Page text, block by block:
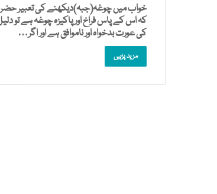
خواب میں چوغہ(جبہ)دیکھنے کی تعبیر
کہ اس کے پاس فراخ اور پاکیزہ چوغہ ہے تو
کی عورت بدخواہ اور ناموافق ہے اور اگر…
مزید پڑہیں